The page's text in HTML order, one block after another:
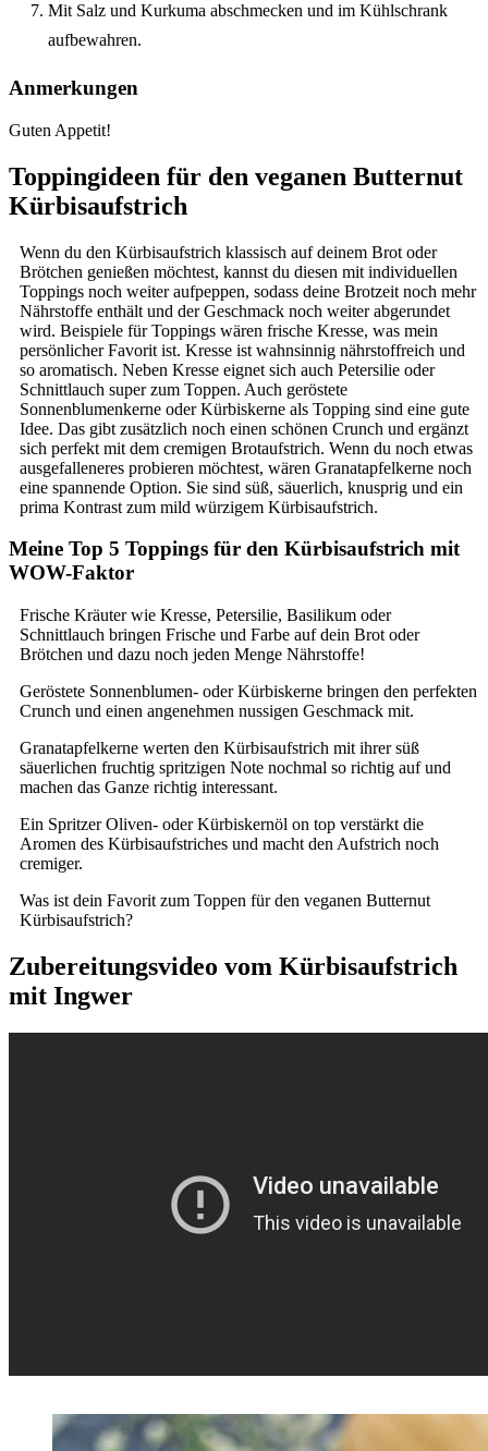
Mit Salz und Kurkuma abschmecken und im Kühlschrank
aufbewahren.
Anmerkungen
Guten Appetit!
Toppingideen für den veganen Butternut
Kürbisaufstrich
Wenn du den Kürbisaufstrich klassisch auf deinem Brot oder
Brötchen genießen möchtest, kannst du diesen mit individuellen
Toppings noch weiter aufpeppen, sodass deine Brotzeit noch mehr
Nährstoffe enthält und der Geschmack noch weiter abgerundet
wird. Beispiele für Toppings wären frische Kresse, was mein
persönlicher Favorit ist. Kresse ist wahnsinnig nährstoffreich und
so aromatisch. Neben Kresse eignet sich auch Petersilie oder
Schnittlauch super zum Toppen. Auch geröstete
Sonnenblumenkerne oder Kürbiskerne als Topping sind eine gute
Idee. Das gibt zusätzlich noch einen schönen Crunch und ergänzt
sich perfekt mit dem cremigen Brotaufstrich. Wenn du noch etwas
ausgefalleneres probieren möchtest, wären Granatapfelkerne noch
eine spannende Option. Sie sind süß, säuerlich, knusprig und ein
prima Kontrast zum mild würzigem Kürbisaufstrich.
Meine Top 5 Toppings für den Kürbisaufstrich mit
WOW-Faktor
Frische Kräuter wie Kresse, Petersilie, Basilikum oder
Schnittlauch bringen Frische und Farbe auf dein Brot oder
Brötchen und dazu noch jeden Menge Nährstoffe!
Geröstete Sonnenblumen- oder Kürbiskerne bringen den perfekten
Crunch und einen angenehmen nussigen Geschmack mit.
Granatapfelkerne werten den Kürbisaufstrich mit ihrer süß
säuerlichen fruchtig spritzigen Note nochmal so richtig auf und
machen das Ganze richtig interessant.
Ein Spritzer Oliven- oder Kürbiskernöl on top verstärkt die
Aromen des Kürbisaufstriches und macht den Aufstrich noch
cremiger.
Was ist dein Favorit zum Toppen für den veganen Butternut
Kürbisaufstrich?
Zubereitungsvideo vom Kürbisaufstrich
mit Ingwer